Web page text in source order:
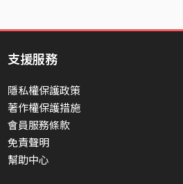
支援服務
隱私權保護政策
著作權保護措施
會員服務條款
免責聲明
幫助中心